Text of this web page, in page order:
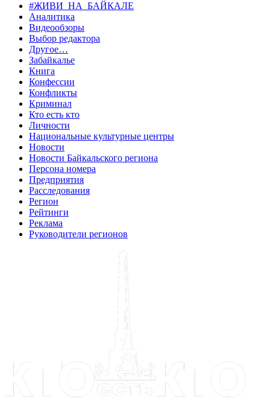
#ЖИВИ_НА_БАЙКАЛЕ
Аналитика
Видеообзоры
Выбор редактора
Другое…
Забайкалье
Книга
Конфессии
Конфликты
Криминал
Кто есть кто
Личности
Национальные культурные центры
Новости
Новости Байкальского региона
Персона номера
Предприятия
Расследования
Регион
Рейтинги
Реклама
Руководители регионов